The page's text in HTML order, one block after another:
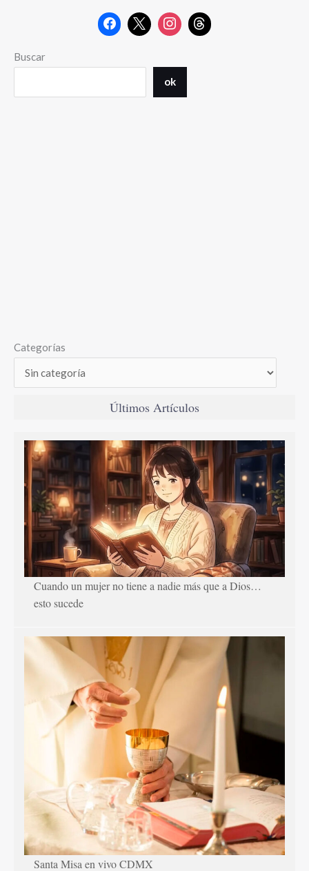
Buscar
ok
Categorías
Últimos Artículos
Cuando un mujer no tiene a nadie más que a Dios…
esto sucede
Santa Misa en vivo CDMX